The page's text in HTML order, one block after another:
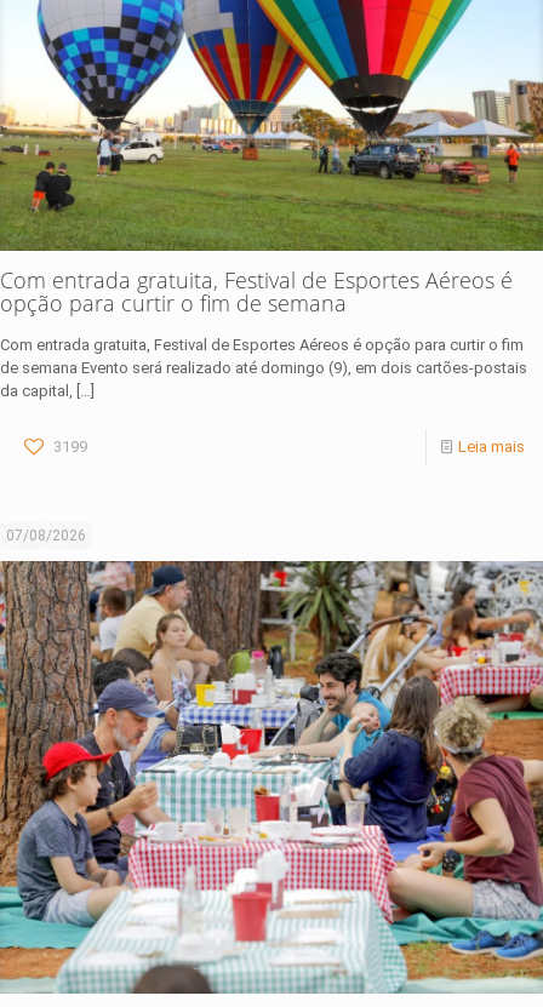
Com entrada gratuita, Festival de Esportes Aéreos é
opção para curtir o fim de semana
Com entrada gratuita, Festival de Esportes Aéreos é opção para curtir o fim
de semana Evento será realizado até domingo (9), em dois cartões-postais
da capital,
3199 Leia mais
07/08/2026